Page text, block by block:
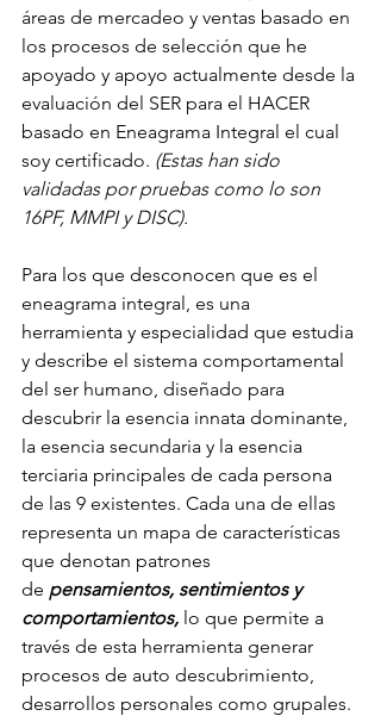
áreas de mercadeo y ventas basado en
los procesos de selección que he
apoyado y apoyo actualmente desde la
evaluación del SER para el HACER
basado en Eneagrama Integral el cual
soy certificado. (Estas han sido
validadas por pruebas como lo son
16PF, MMPI y DISC).
Para los que desconocen que es el
eneagrama integral, es una
herramienta y especialidad que estudia
y describe el sistema comportamental
del ser humano, diseñado para
descubrir la esencia innata dominante,
la esencia secundaria y la esencia
terciaria principales de cada persona
de las 9 existentes. Cada una de ellas
representa un mapa de características
que denotan patrones
de pensamientos, sentimientos y
comportamientos, lo que permite a
través de esta herramienta generar
procesos de auto descubrimiento,
desarrollos personales como grupales. ​